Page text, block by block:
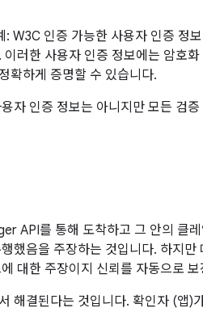
W3C 인증 가능한 사용자 인증 정
러한 사용자 인증 정보에는 암호
확하게 증명할 수 있습니다.
자 인증 정보는 아니지만 모든 검
API를 통해 도착하고 그 안의 클
했음을 주장하는 것입니다. 하지
대한 주장이지 신뢰를 자동으로
해결된다는 것입니다. 확인자 (앱)